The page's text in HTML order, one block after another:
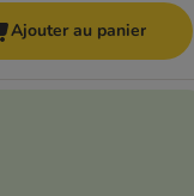
Ajouter au panier